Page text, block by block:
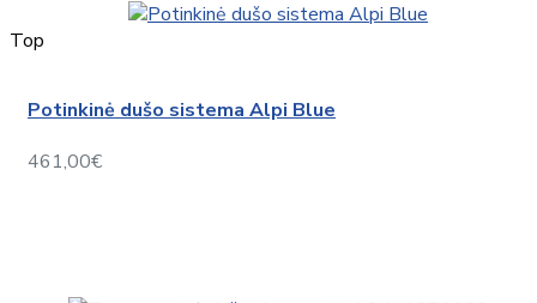
Top
Potinkinė dušo sistema Alpi Blue
461,00€